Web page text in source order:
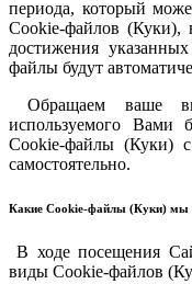
периода, который
Cookie-файлов (Куки),
достижения
файлы будут
Обращаем ваше
используемого Вами
Cookie-файлы (Куки) с
самостоятельно.
Какие Cookie-файлы (Куки) мы
В ходе посещения
виды Cookie-файлов